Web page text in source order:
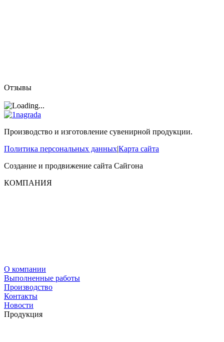
Отзывы
Производство и изготовление сувенирной продукции.
Политика персональных данных|Карта сайта
Создание и продвижение сайта Сайгона
КОМПАНИЯ
О компании
Выполненные работы
Производство
Контакты
Новости
Продукция